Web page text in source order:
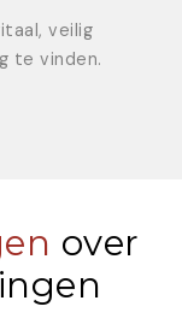
veilig
te vinden.
over